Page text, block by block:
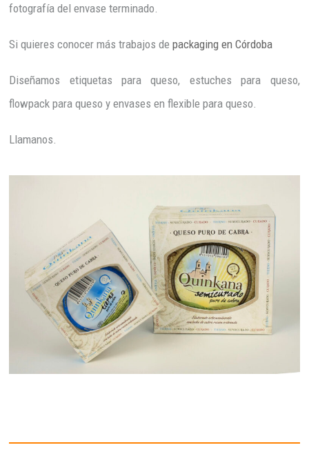
fotografía del envase terminado.
Si quieres conocer más trabajos depackaging en Córdoba
Diseñamos etiquetas para queso, estuches para queso,
flowpack para queso y envases en flexible para queso.
Llamanos.